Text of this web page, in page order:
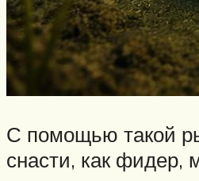
С помощью такой
снасти, как фидер,